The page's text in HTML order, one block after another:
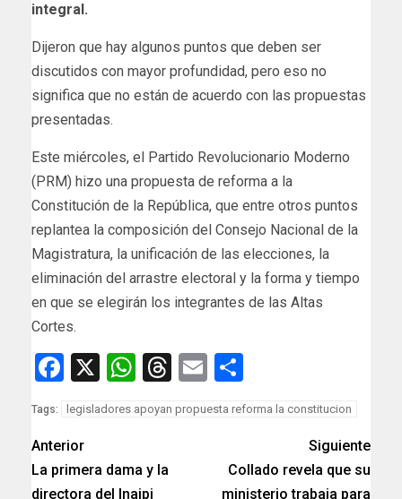
integral.
Dijeron que hay algunos puntos que deben ser
discutidos con mayor profundidad, pero eso no
significa que no están de acuerdo con las propuestas
presentadas.
Este miércoles, el Partido Revolucionario Moderno
(PRM) hizo una propuesta de reforma a la
Constitución de la República, que entre otros puntos
replantea la composición del Consejo Nacional de la
Magistratura, la unificación de las elecciones, la
eliminación del arrastre electoral y la forma y tiempo
en que se elegirán los integrantes de las Altas
Cortes.
Facebook
X WhatsApp
Threads
Email
Tags: legisladores apoyan propuesta reforma la constitucion
Anterior
La primera dama y la
directora del Inaipi
Siguiente
Collado revela que su
ministerio trabaja para